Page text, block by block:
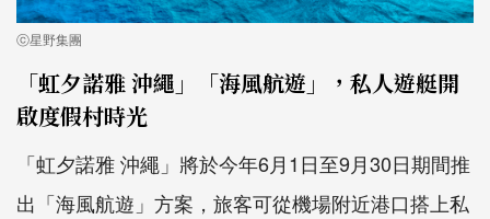
ⓒ星野集團
「虹夕諾雅 沖繩」「海風航遊」，私人遊艇開
啟度假村時光
「虹夕諾雅 沖繩」將於今年6月1日至9月30日期間推
出「海風航遊」方案，旅客可從機場附近港口搭上私